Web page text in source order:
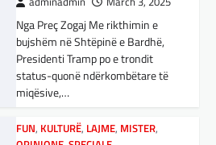
adminadmin March 4, 2025
Gjermania ndodhet aktualisht në
kulmin e përpjekjeve për krijimin e
qeverisë dhe koha nuk pret.
CDU/CSU dhe SPD po
Nga Preç Zogaj Me rikthimin e
bujshëm në Shtëpinë e Bardhë,
Presidenti Tramp po e trondit
status-quonë ndërkombëtare të
miqësive,…
FUN, KULTURË, LAJME, MISTER,
tetor në postin e trajnerit
zyrtarizoi strategun tetovar, Qatip
Osmani.…
SPORT
Goli i Leipzigut ishte i
rregullt!